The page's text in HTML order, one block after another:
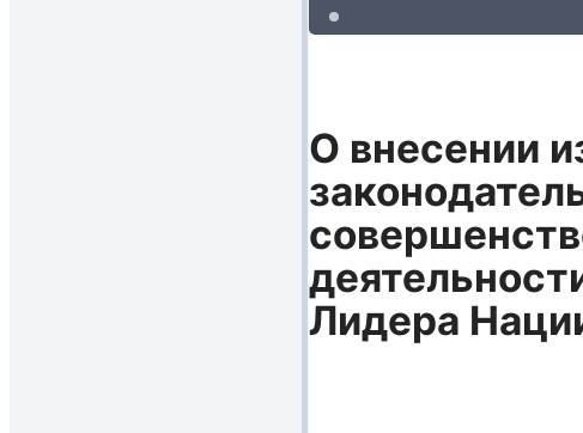
О внесении
Лидера